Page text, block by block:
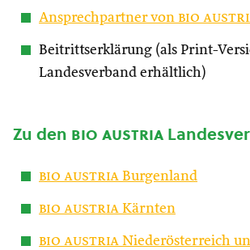
Ansprechpartner von bio
Beitrittserklärung (als Print-
Landesverband erhältlich)
Zu den bio austria
bio austria Burgenland
bio austria Kärnten
bio austria Niederösterreich